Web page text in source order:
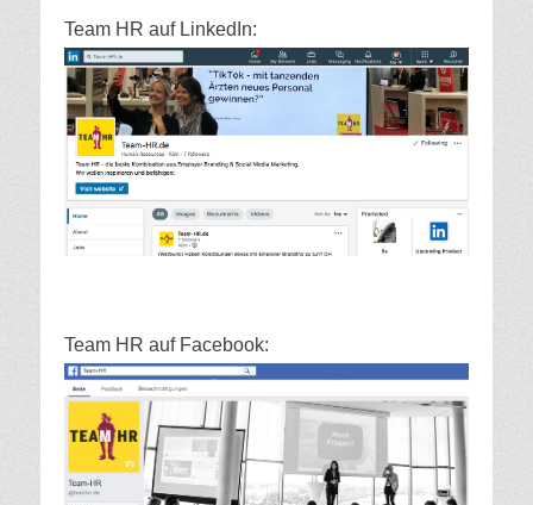
Team HR auf LinkedIn:
Team HR auf Facebook: